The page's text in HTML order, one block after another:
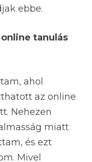
ebbe.
tanulás
ahol
az online
Nehezen
miatt
és ezt
Mivel